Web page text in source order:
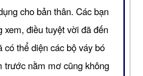
cho bản thân. Các bạn
điều tuyệt vời đã đến
có thể diện các bộ váy bó
trước nằm mơ cũng không